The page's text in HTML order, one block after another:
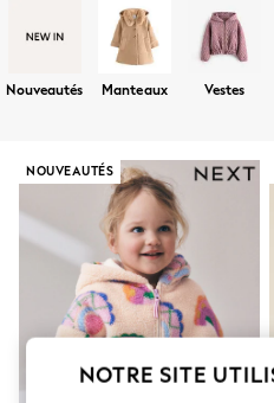
Jumpsuits & Playsuits
Linen Collection
Sandals
Shorts
Trousers
Sunglasses
Men's Holiday Shop
All Swimwear
Accessories
Bags & Luggage
Footwear
Hats
Linen Collection
Polo Shirts
Manteaux
Nouveautés Manteaux Vestes
NOUVEAUTÉS
NOTRE SITE